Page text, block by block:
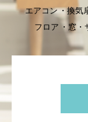
エアコン 換気
フロア
窓・